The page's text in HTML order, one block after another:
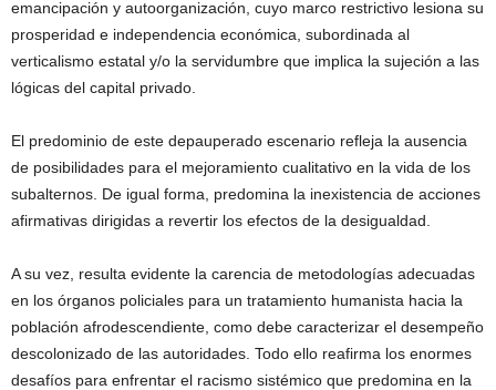
emancipación y autoorganización, cuyo marco restrictivo lesiona su
prosperidad e independencia económica, subordinada al
verticalismo estatal y/o la servidumbre que implica la sujeción a las
lógicas del capital privado.
El predominio de este depauperado escenario refleja la ausencia
de posibilidades para el mejoramiento cualitativo en la vida de los
subalternos. De igual forma, predomina la inexistencia de acciones
afirmativas dirigidas a revertir los efectos de la desigualdad.
A su vez, resulta evidente la carencia de metodologías adecuadas
en los órganos policiales para un tratamiento humanista hacia la
población afrodescendiente, como debe caracterizar el desempeño
descolonizado de las autoridades. Todo ello reafirma los enormes
desafíos para enfrentar el racismo sistémico que predomina en la